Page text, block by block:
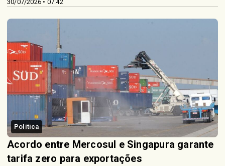
30/07/2026 • 07:42
Política
Acordo entre Mercosul e Singapura garante
tarifa zero para exportações